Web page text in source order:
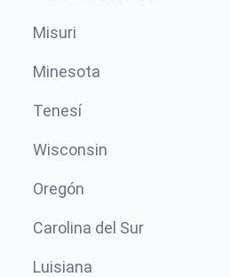
Misuri
Minesota
Tenesí
Wisconsin
Oregón
Carolina del Sur
Luisiana